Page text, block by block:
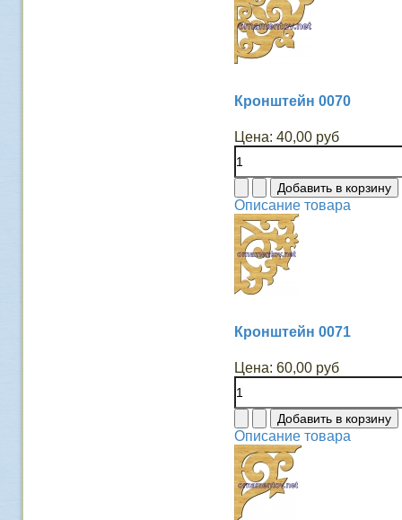
Кронштейн 0070
Цена: 40,00 руб
Описание товара
Кронштейн 0071
Цена: 60,00 руб
Описание товара